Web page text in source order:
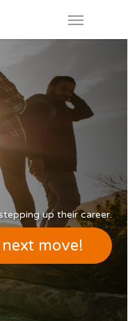
Menu
move!
up their career.